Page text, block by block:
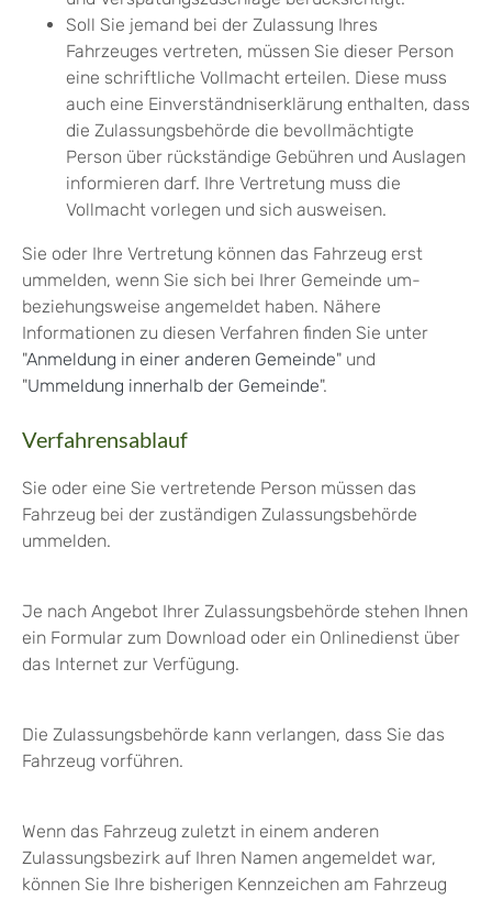
Soll Sie jemand bei der Zulassung Ihres
Fahrzeuges vertreten, müssen Sie dieser Person
eine schriftliche Vollmacht erteilen. Diese muss
auch eine Einverständniserklärung enthalten, dass
die Zulassungsbehörde die bevollmächtigte
Person über rückständige Gebühren und Auslagen
informieren darf. Ihre Vertretung muss die
Vollmacht vorlegen und sich ausweisen.
Sie oder Ihre Vertretung können das Fahrzeug erst
ummelden, wenn Sie sich bei Ihrer Gemeinde um-
beziehungsweise angemeldet haben. Nähere
Informationen zu diesen Verfahren finden Sie unter
"Anmeldung in einer anderen Gemeinde" und
"Ummeldung innerhalb der Gemeinde".
Verfahrensablauf
Sie oder eine Sie vertretende Person müssen das
Fahrzeug bei der zuständigen Zulassungsbehörde
ummelden.
Je nach Angebot Ihrer Zulassungsbehörde stehen Ihnen
ein Formular zum Download oder ein Onlinedienst über
das Internet zur Verfügung.
Die Zulassungsbehörde kann verlangen, dass Sie das
Fahrzeug vorführen.
Wenn das Fahrzeug zuletzt in einem anderen
Zulassungsbezirk auf Ihren Namen angemeldet war,
können Sie Ihre bisherigen Kennzeichen am Fahrzeug